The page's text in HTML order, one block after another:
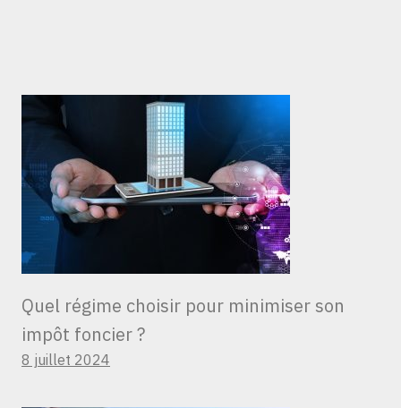
Quel régime choisir pour minimiser son
impôt foncier ?
8 juillet 2024